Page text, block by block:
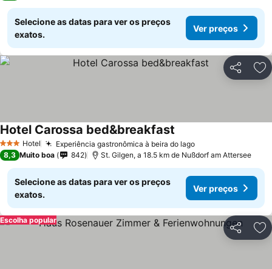
Selecione as datas para ver os preços
exatos.
Ver preços
Partilhar
3 EstrelasHotel Experiência gastronômica à beira do lago
Hotel Carossa bed&breakfast
8,3 Muito boa 842 St. Gilgen, a 18.5 km de Nußdorf am Attersee
Selecione as datas para ver os preços
exatos.
Ver preços
Partilhar
Escolha popular